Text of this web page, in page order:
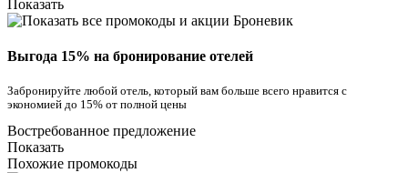
Показать
Выгода 15% на бронирование отелей
Забронируйте любой отель, который вам больше всего нравится с
экономией до 15% от полной цены
Востребованное предложение
Показать
Похожие промокоды